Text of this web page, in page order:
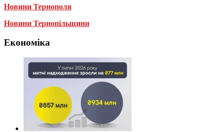
Новини Тернополя
Новини Тернопільщини
Економіка